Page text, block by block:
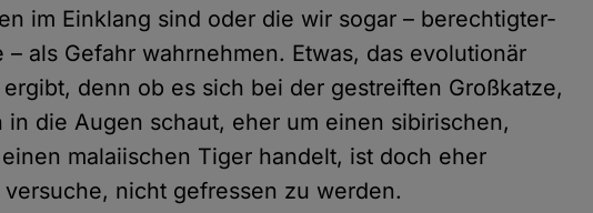
im Einklang sind oder die wir sogar – berechtigter-
als Gefahr wahrnehmen. Etwas, das evolutionär
denn ob es sich bei der gestreiften Großkatze,
die Augen schaut, eher um einen sibirischen,
malaiischen Tiger handelt, ist doch eher
nicht gefressen zu werden.